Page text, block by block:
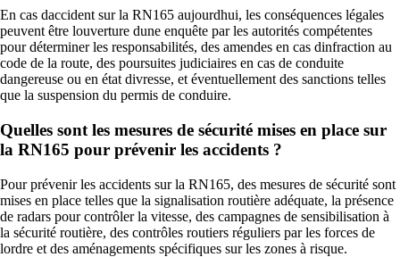
En cas daccident sur la RN165 aujourdhui, les conséquences légales
peuvent être louverture dune enquête par les autorités compétentes
pour déterminer les responsabilités, des amendes en cas dinfraction au
code de la route, des poursuites judiciaires en cas de conduite
dangereuse ou en état divresse, et éventuellement des sanctions telles
que la suspension du permis de conduire.
Quelles sont les mesures de sécurité mises en place sur
la RN165 pour prévenir les accidents ?
Pour prévenir les accidents sur la RN165, des mesures de sécurité sont
mises en place telles que la signalisation routière adéquate, la présence
de radars pour contrôler la vitesse, des campagnes de sensibilisation à
la sécurité routière, des contrôles routiers réguliers par les forces de
lordre et des aménagements spécifiques sur les zones à risque.